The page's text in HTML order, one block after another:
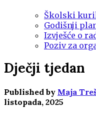
Školski
Godišnji
Izvješće o
Poziv za
Dječji tjedan
Published by Maja
listopada, 2025